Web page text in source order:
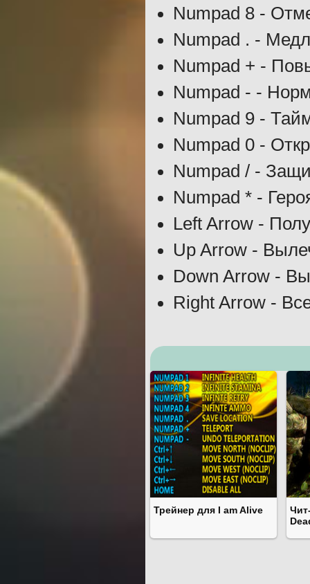
Numpad 8 -
Numpad . -
Numpad + -
Numpad - -
Numpad 9 -
Numpad 0 -
Numpad / -
Numpad * -
Left Arrow -
Up Arrow -
Down Arrow -
Right Arrow -
Трейнер для I am Alive